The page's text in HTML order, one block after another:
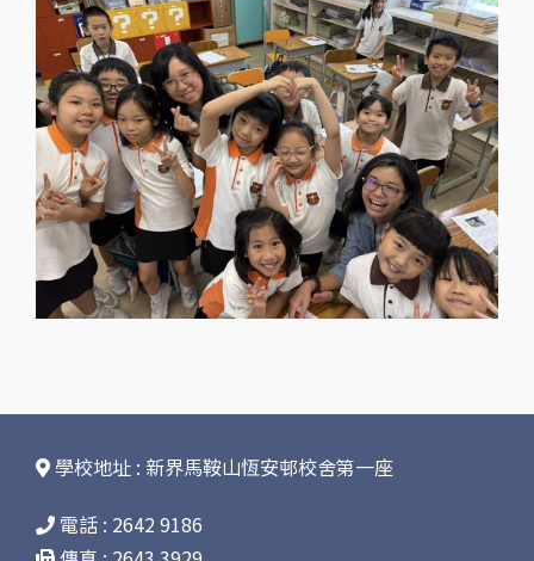
學校地址 : 新界馬鞍山恆安邨校舍第一座
電話 : 2642 9186